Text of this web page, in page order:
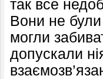
так все
Вони не
могли
допускали